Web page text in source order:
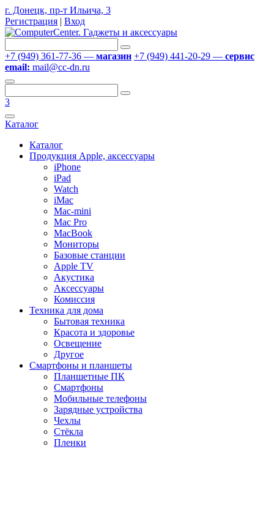
г. Донецк, пр-т Ильича, 3
Регистрация | Вход
+7 (949) 361-77-36 — магазин +7 (949) 441-20-29 — сервис
email: mail@cc-dn.ru
3
Каталог
Каталог
Продукция Apple, аксессуары
iPhone
iPad
Watch
iMac
Mac-mini
Mac Pro
MacBook
Мониторы
Базовые станции
Apple TV
Акустика
Аксессуары
Комиссия
Техника для дома
Бытовая техника
Красота и здоровье
Освещение
Другое
Смартфоны и планшеты
Планшетные ПК
Смартфоны
Мобильные телефоны
Зарядные устройства
Чехлы
Стёкла
Пленки